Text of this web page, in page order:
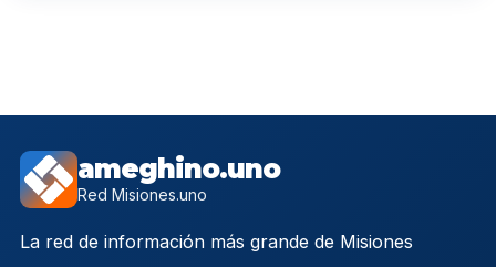
ameghino.uno
Red Misiones.uno
La red de información más grande de Misiones